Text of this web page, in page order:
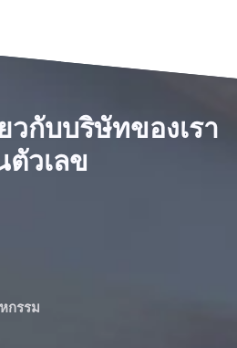
วกับบริษัทของเรา
ตัวเลข
กรรม